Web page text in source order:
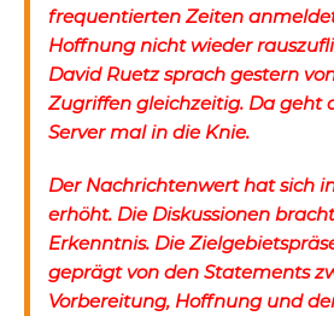
frequentierten Zeiten
Hoffnung nicht wieder
David Ruetz sprach gestern
Zugriffen gleichzeitig. Da geht
Server mal in die Knie.
Der Nachrichtenwert hat sich
erhöht. Die Diskussionen
Erkenntnis. Die
geprägt von den Statements
Vorbereitung, Hoffnung und